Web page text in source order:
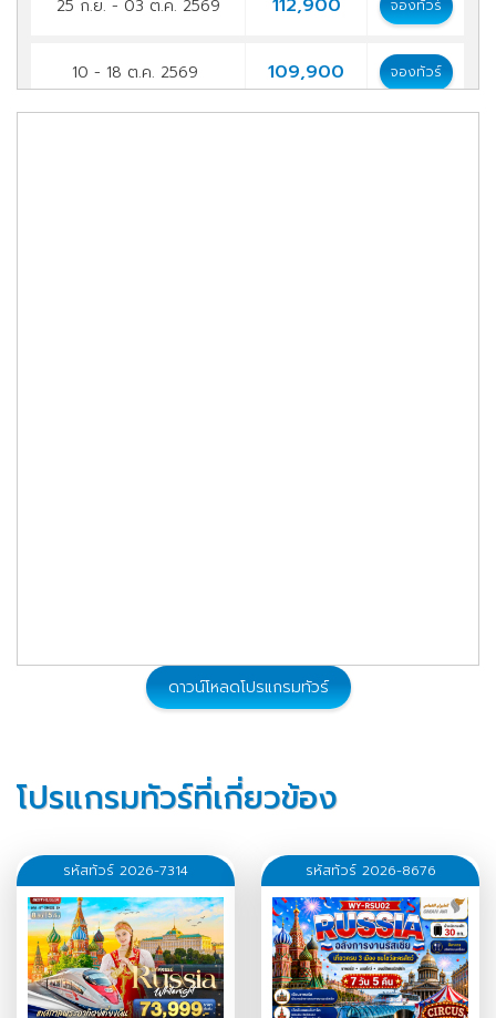
25 ก.ย. - 03 ต.ค. 2569 จองทัวร์
10 - 18 ต.ค. 2569 109,900 จองทัวร์
ดาวน์โหลดโปรแกรมทัวร์
โปรแกรมทัวร์ที่เกี่ยวข้อง
รหัสทัวร์ 2026-7314 รหัสทัวร์ 2026-8676